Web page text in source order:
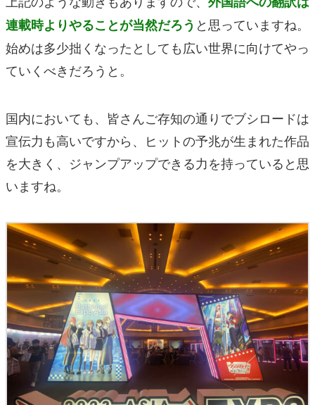
連載時よりやることが当然だろう と思っていますね。
始めは多少拙くなったとしても広い世界に向けてやっ
ていくべきだろうと。
国内においても、皆さんご存知の通りでブシロードは
宣伝力も高いですから、ヒットの予兆が生まれた作品
を大きく、ジャンプアップできる力を持っていると思
いますね。